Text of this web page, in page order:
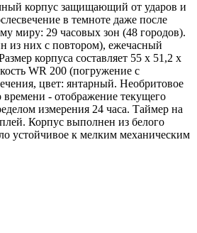
корпус защищающий от ударов и
в темноте даже после
миру: 29 часовых зон (48 городов).
из них с повтором), ежечасный
корпуса составляет 55 х 51,2 х
WR 200 (погружение с
цвет: янтарный. Необритовое
времени - отображение текущего
измерения 24 часа. Таймер на
Корпус выполнен из белого
устойчивое к мелким механическим